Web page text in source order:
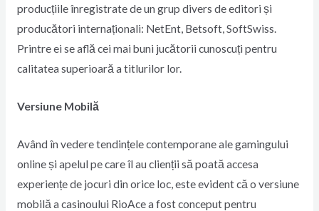
producțiile înregistrate de un grup divers de editori și
producători internaționali: NetEnt, Betsoft, SoftSwiss.
Printre ei se află cei mai buni jucătorii cunoscuți pentru
calitatea superioară a titlurilor lor.
Versiune Mobilă
Având în vedere tendințele contemporane ale gamingului
online și apelul pe care îl au clienții să poată accesa
experiențe de jocuri din orice loc, este evident că o versiune
mobilă a casinoului RioAce a fost conceput pentru